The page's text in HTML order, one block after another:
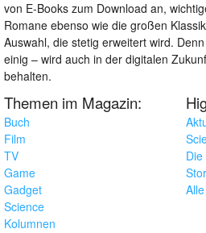
von E-Books zum Download an,
Romane ebenso wie die großen
Auswahl, die stetig erweitert wird.
einig – wird auch in der digitalen
behalten.
Themen im Magazin:
Buch
Film
TV
Game
Gadget
Science
Kolumnen